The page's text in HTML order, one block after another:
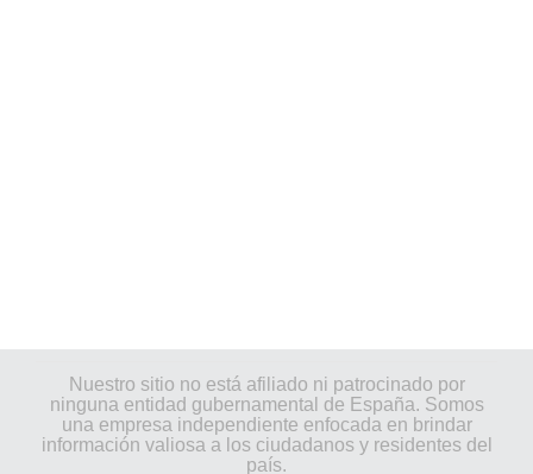
Nuestro sitio no está afiliado ni patrocinado por
ninguna entidad gubernamental de España. Somos
una empresa independiente enfocada en brindar
información valiosa a los ciudadanos y residentes del
país.